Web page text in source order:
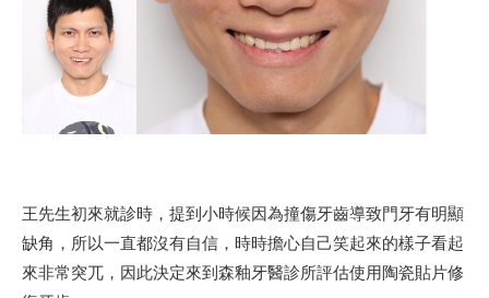
王先生初來就診時，提到小時候因為撞傷牙齒導致門牙有明顯
缺角，所以一直都沒有自信，時時擔心自己笑起來的樣子看起
來非常突兀，因此決定來到森釉牙醫診所評估使用陶瓷貼片修